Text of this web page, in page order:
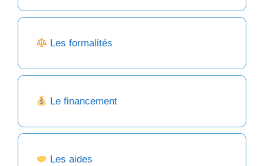
Les formalités
Le financement
Les aides